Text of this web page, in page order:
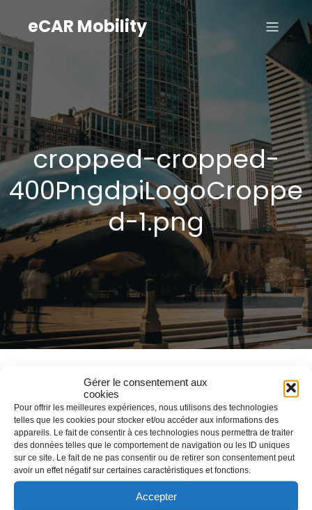
Gérer le consentement aux
cookies
Pour offrir les meilleures expériences, nous utilisons des technologies
telles que les cookies pour stocker et/ou accéder aux informations des
appareils. Le fait de consentir à ces technologies nous permettra de traiter
des données telles que le comportement de navigation ou les ID uniques
sur ce site. Le fait de ne pas consentir ou de retirer son consentement peut
avoir un effet négatif sur certaines caractéristiques et fonctions.
Accepter
eCAR Mobility
cropped-cropped-
400PngdpiLogoCroppe
d-1.png
août 18, 2023 | 16h08